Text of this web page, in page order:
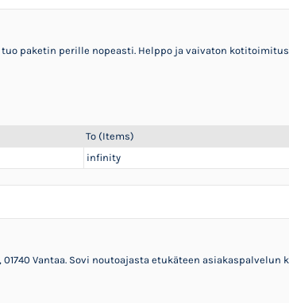
paketin perille nopeasti. Helppo ja vaivaton
To (Items)
infinity
Vantaa. Sovi noutoajasta etukäteen asiakaspalvelun